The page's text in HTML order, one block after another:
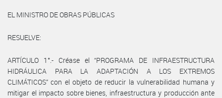
EL MINISTRO DE OBRAS PÚBLICAS
RESUELVE:
ARTÍCULO 1°.- Créase el “PROGRAMA DE INFRAESTRUCTURA
HIDRÁULICA PARA LA ADAPTACIÓN A LOS EXTREMOS
CLIMÁTICOS” con el objeto de reducir la vulnerabilidad humana y
mitigar el impacto sobre bienes, infraestructura y producción ante